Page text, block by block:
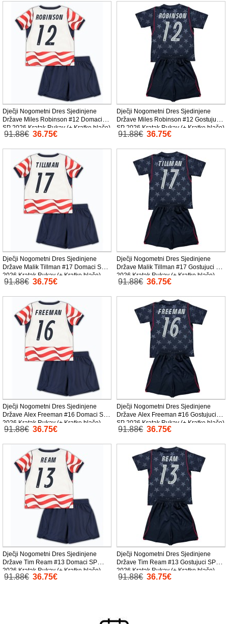
Dječji Nogometni Dres Sjedinjene
Države Miles Robinson #12 Domaci
SP 2026 Kratak Rukav (+ Kratke hlače)
91.88€ 36.75€
Dječji Nogometni Dres Sjedinjene
Države Miles Robinson #12 Gostujuci
SP 2026 Kratak Rukav (+ Kratke hlače)
91.88€ 36.75€
Dječji Nogometni Dres Sjedinjene
Države Malik Tillman #17 Domaci SP
2026 Kratak Rukav (+ Kratke hlače)
91.88€ 36.75€
Dječji Nogometni Dres Sjedinjene
Države Malik Tillman #17 Gostujuci SP
2026 Kratak Rukav (+ Kratke hlače)
91.88€ 36.75€
Dječji Nogometni Dres Sjedinjene
Države Alex Freeman #16 Domaci SP
2026 Kratak Rukav (+ Kratke hlače)
91.88€ 36.75€
Dječji Nogometni Dres Sjedinjene
Države Alex Freeman #16 Gostujuci
SP 2026 Kratak Rukav (+ Kratke hlače)
91.88€ 36.75€
Dječji Nogometni Dres Sjedinjene
Države Tim Ream #13 Domaci SP
2026 Kratak Rukav (+ Kratke hlače)
91.88€ 36.75€
Dječji Nogometni Dres Sjedinjene
Države Tim Ream #13 Gostujuci SP
2026 Kratak Rukav (+ Kratke hlače)
91.88€ 36.75€